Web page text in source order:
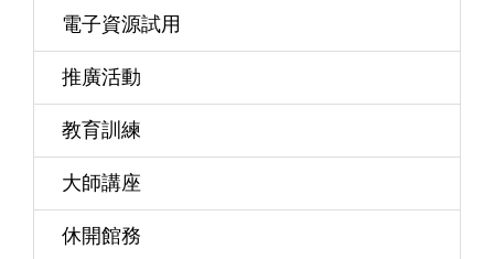
電子資源試用
推廣活動
教育訓練
大師講座
休開館務